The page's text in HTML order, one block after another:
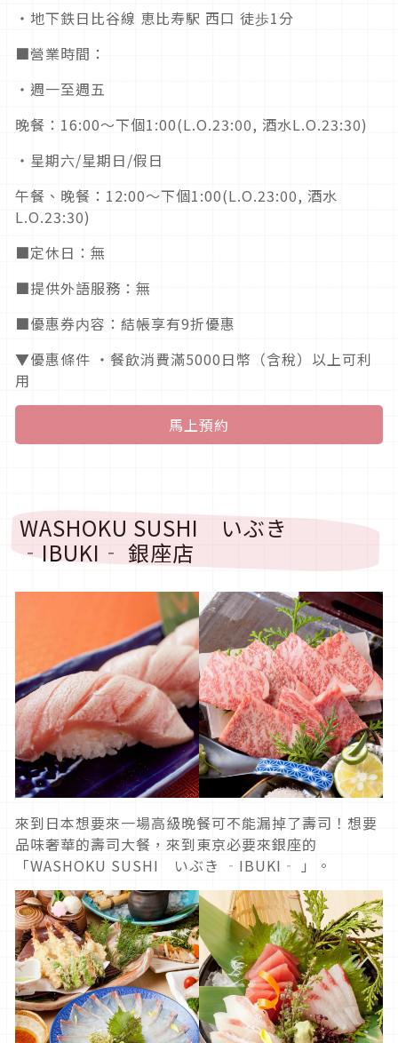
・地下鉄日比谷線 恵比寿駅 西口 徒歩1分
■營業時間：
・週一至週五
晚餐：16:00～下個1:00(L.O.23:00, 酒水L.O.23:30)
・星期六/星期日/假日
午餐、晚餐：12:00～下個1:00(L.O.23:00, 酒水
L.O.23:30)
■定休日：無
■提供外語服務：無
■優惠券内容：結帳享有9折優惠
▼優惠條件 ・餐飲消費滿5000日幣（含稅）以上可利
用
馬上預約
WASHOKU SUSHI いぶき
‐IBUKI‐ 銀座店
來到日本想要來一場高級晚餐可不能漏掉了壽司！想要
品味奢華的壽司大餐，來到東京必要來銀座的
「WASHOKU SUSHI いぶき ‐IBUKI‐ 」。